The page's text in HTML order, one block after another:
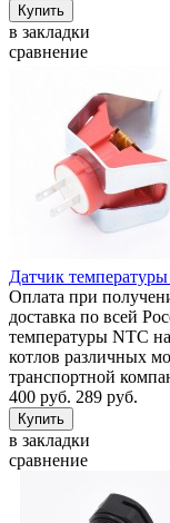
в закладки
сравнение
Датчик
Оплата при
доставка по всей
температуры NTC
котлов различных
транспортной
400 руб. 289 руб.
в закладки
сравнение